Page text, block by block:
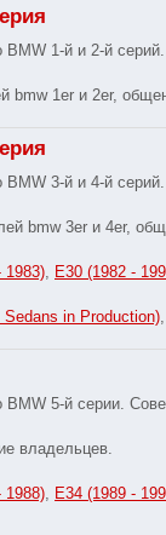
1-й и 2-й
bmw 1er и 2er,
BMW 3-й и 4-й
bmw 3er и 4er,
1983) E30 (1982 -
Sedans in Production)
5-й серии.
владельцев.
1988) E34 (1989 -